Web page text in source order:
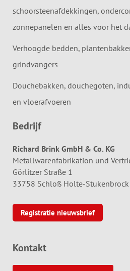
schoorsteenafdekkingen,
zonnepanelen en alles voor het
Verhoogde bedden,
grindvangers
Douchebakken, douchegoten,
en vloerafvoeren
Bedrijf
Richard Brink GmbH & Co. KG
Metallwarenfabrikation und
Görlitzer Straße 1
33758 Schloß Holte-Stukenbrock
Registratie nieuwsbrief
Kontakt